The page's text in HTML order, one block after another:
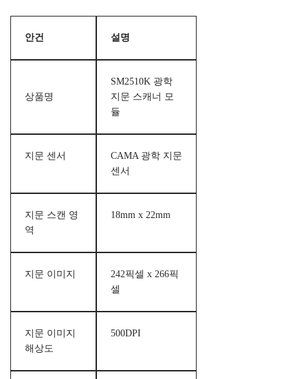
안건 설명
상품명
SM2510K 광학
지문 스캐너 모
듈
지문 센서
CAMA 광학 지문
센서
지문 스캔 영
역
18mm x 22mm
지문 이미지
242픽셀 x 266픽
셀
지문 이미지
해상도
500DPI